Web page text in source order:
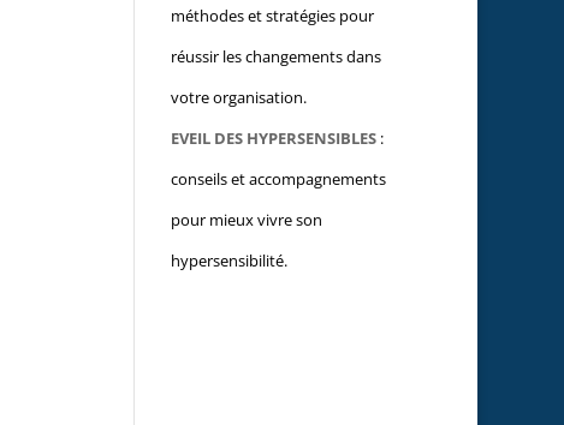
méthodes et stratégies pour
réussir les changements dans
votre organisation.
EVEIL DES HYPERSENSIBLES :
conseils et accompagnements
pour mieux vivre son
hypersensibilité.